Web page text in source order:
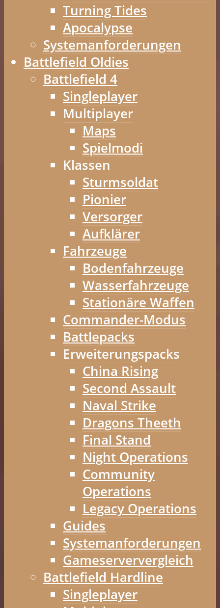
Turning Tides
Apocalypse
Systemanforderungen
Battlefield Oldies
Battlefield 4
Singleplayer
Multiplayer
Maps
Spielmodi
Klassen
Sturmsoldat
Pionier
Versorger
Aufklärer
Fahrzeuge
Bodenfahrzeuge
Wasserfahrzeuge
Stationäre Waffen
Commander-Modus
Battlepacks
Erweiterungspacks
China Rising
Second Assault
Naval Strike
Dragons Theeth
Final Stand
Night Operations
Community
Operations
Legacy Operations
Guides
Systemanforderungen
Gameserververgleich
Battlefield Hardline
Singleplayer